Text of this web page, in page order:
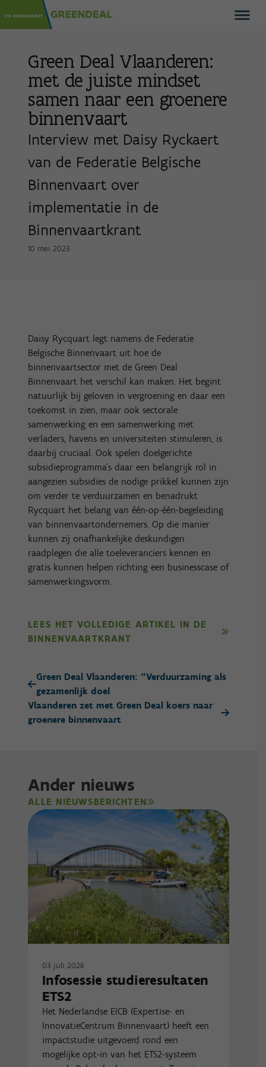
Green Deal Vlaanderen:
met de juiste mindset
samen naar een groenere
binnenvaart
Interview met Daisy Ryckaert
van de Federatie Belgische
Binnenvaart over
implementatie in de
Binnenvaartkrant
10 mei 2023
Daisy Rycquart legt namens de Federatie
Belgische Binnenvaart uit hoe de
binnenvaartsector met de Green Deal
Binnenvaart het verschil kan maken. Het begint
natuurlijk bij geloven in vergroening en daar een
toekomst in zien, maar ook sectorale
samenwerking en een samenwerking met
verladers, havens en universiteiten stimuleren, is
daarbij cruciaal. Ook spelen doelgerichte
subsidieprogramma’s daar een belangrijk rol in
aangezien subsidies de nodige prikkel kunnen zijn
om verder te verduurzamen en benadrukt
Rycquart het belang van één-op-één-begeleiding
van binnenvaartondernemers. Op die manier
kunnen zij onafhankelijke deskundigen
raadplegen die alle toeleveranciers kennen en
gratis kunnen helpen richting een businesscase of
samenwerkingsvorm.
LEES HET VOLLEDIGE ARTIKEL IN DE
BINNENVAARTKRANT
Green Deal Vlaanderen: “Verduurzaming als
gezamenlijk doel
Vlaanderen zet met Green Deal koers naar
groenere binnenvaart
Ander nieuws
ALLE NIEUWSBERICHTEN
03 juli 2026
Infosessie studieresultaten
ETS2
Het Nederlandse EICB (Expertise- en
InnovatieCentrum Binnenvaart) heeft een
impactstudie uitgevoerd rond een
mogelijke opt-in van het ETS2-systeem